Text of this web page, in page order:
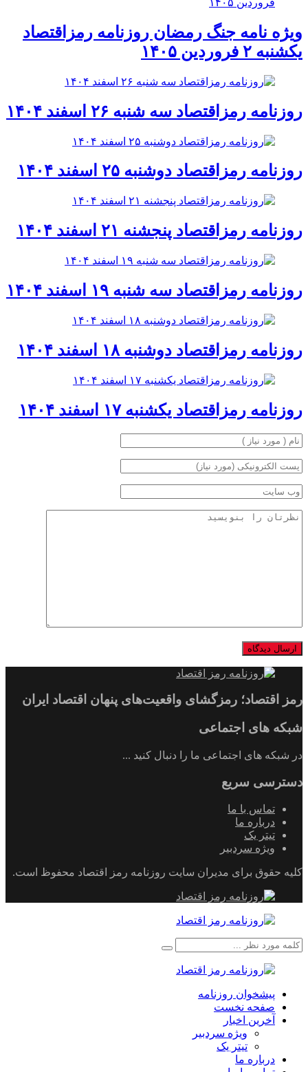
ویژه نامه جنگ رمضان روزنامه رمزاقتصاد
یکشنبه ۲ فروردین ۱۴۰۵
روزنامه رمزاقتصاد سه شنبه ۲۶ اسفند ۱۴۰۴
روزنامه رمزاقتصاد دوشنبه ۲۵ اسفند ۱۴۰۴
روزنامه رمزاقتصاد پنجشنه ۲۱ اسفند ۱۴۰۴
روزنامه رمزاقتصاد سه شنبه ۱۹ اسفند ۱۴۰۴
روزنامه رمزاقتصاد دوشنبه ۱۸ اسفند ۱۴۰۴
روزنامه رمزاقتصاد یکشنبه ۱۷ اسفند ۱۴۰۴
رمز اقتصاد؛ رمزگشای واقعیت‌های پنهان اقتصاد ایران
شبکه های اجتماعی
در شبکه های اجتماعی ما را دنبال کنید ...
دسترسی سریع
تماس با ما
درباره ما
تیتر یک
ویژه سردبیر
کلیه حقوق برای مدیران سایت روزنامه رمز اقتصاد محفوظ است.
پیشخوان روزنامه
صفحه نخست
آخرین اخبار
ویژه سردبیر
تیتر یک
درباره ما